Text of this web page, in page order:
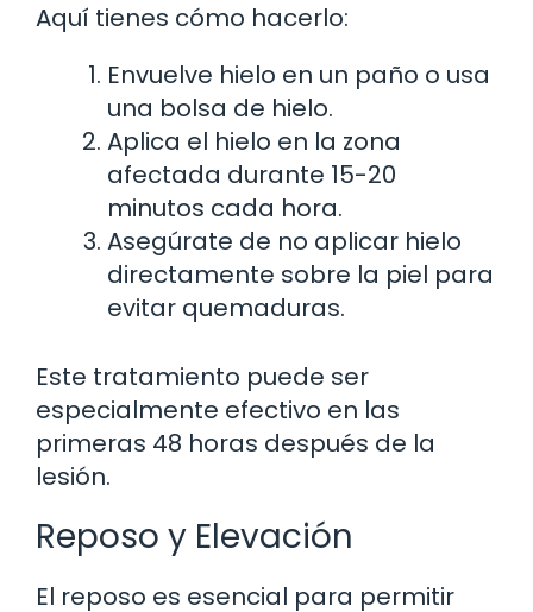
Aquí tienes cómo hacerlo:
Envuelve hielo en un paño o usa
una bolsa de hielo.
Aplica el hielo en la zona
afectada durante 15-20
minutos cada hora.
Asegúrate de no aplicar hielo
directamente sobre la piel para
evitar quemaduras.
Este tratamiento puede ser
especialmente efectivo en las
primeras 48 horas después de la
lesión.
Reposo y Elevación
El reposo es esencial para permitir